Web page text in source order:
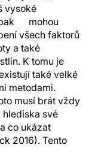
vysoké
pak mohou
všech faktorů
a také
K tomu je
také velké
metodami.
musí brát vždy
hlediska své
co ukázat
2016). Tento